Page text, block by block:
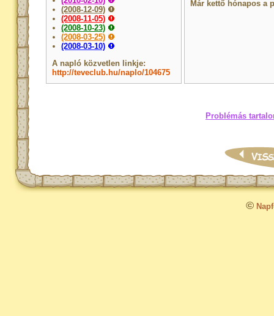
(2008-12-09)
(2008-11-05)
(2008-10-23)
(2008-03-25)
(2008-03-10)
A napló közvetlen linkje:
http://teveclub.hu/naplo/104675
Már kettő hónapos a
Problémás
©